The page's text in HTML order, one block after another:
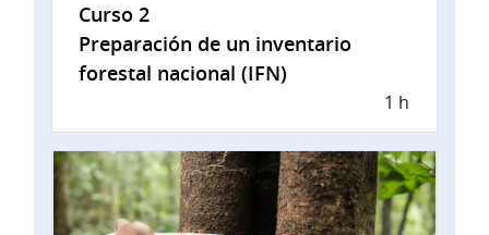
Curso 2
Preparación de un inventario
forestal nacional (IFN)
1 h